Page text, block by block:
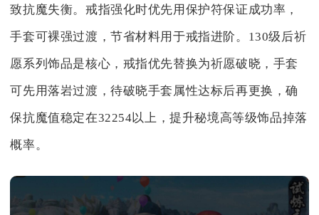
致抗魔失衡。戒指强化时优先用保护符保证成功率，
手套可裸强过渡，节省材料用于戒指进阶。130级后祈
愿系列饰品是核心，戒指优先替换为祈愿破晓，手套
可先用落岩过渡，待破晓手套属性达标后再更换，确
保抗魔值稳定在32254以上，提升秘境高等级饰品掉落
概率。